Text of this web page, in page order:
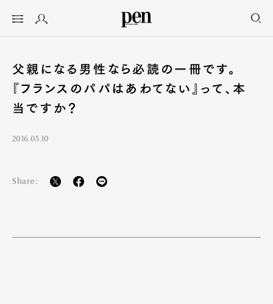
父親になる男性なら必読の一冊です。
『フランスのパパはあわてない』って、本
当ですか？
2016.05.10
Share: